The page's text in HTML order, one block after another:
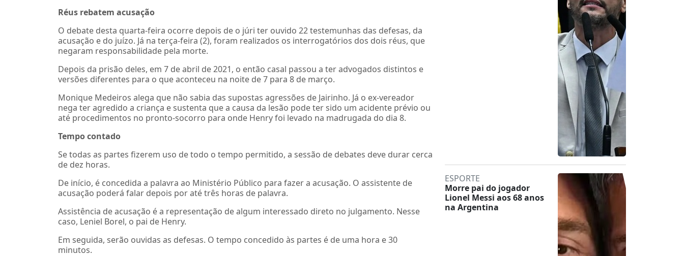
Réus rebatem acusação
O debate desta quarta-feira ocorre depois de o júri ter ouvido 22 testemunhas das defesas, da
acusação e do juízo. Já na terça-feira (2), foram realizados os interrogatórios dos dois réus, que
negaram responsabilidade pela morte.
Depois da prisão deles, em 7 de abril de 2021, o então casal passou a ter advogados distintos e
versões diferentes para o que aconteceu na noite de 7 para 8 de março.
Monique Medeiros alega que não sabia das supostas agressões de Jairinho. Já o ex-vereador
nega ter agredido a criança e sustenta que a causa da lesão pode ter sido um acidente prévio ou
até procedimentos no pronto-socorro para onde Henry foi levado na madrugada do dia 8.
Tempo contado
Se todas as partes fizerem uso de todo o tempo permitido, a sessão de debates deve durar cerca
de dez horas.
De início, é concedida a palavra ao Ministério Público para fazer a acusação. O assistente de
acusação poderá falar depois por até três horas de palavra.
Assistência de acusação é a representação de algum interessado direto no julgamento. Nesse
caso, Leniel Borel, o pai de Henry.
Em seguida, serão ouvidas as defesas. O tempo concedido às partes é de uma hora e 30
minutos.
ESPORTE
Morre pai do jogador
Lionel Messi aos 68 anos
na Argentina